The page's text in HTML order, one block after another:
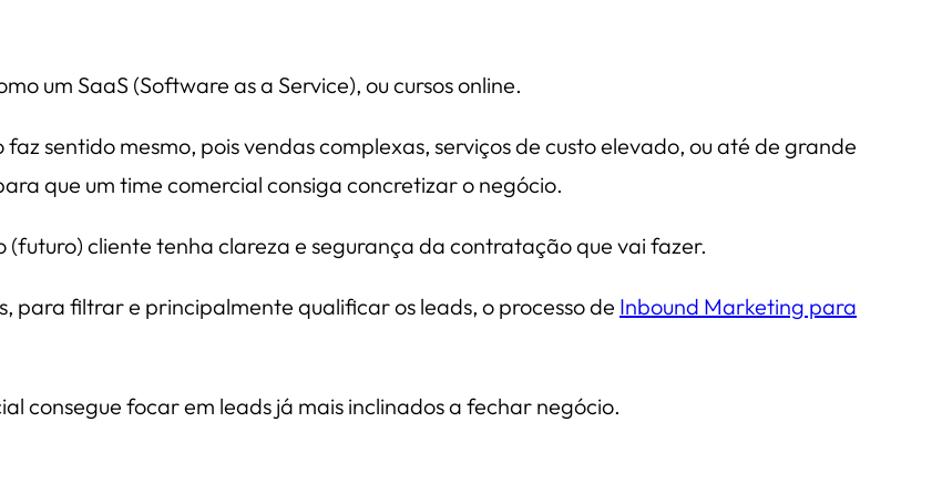
um SaaS (Software as a Service), ou cursos online.
sentido mesmo, pois vendas complexas, serviços de custo elevado, ou até de grande
que um time comercial consiga concretizar o negócio.
cliente tenha clareza e segurança da contratação que vai fazer.
para filtrar e principalmente qualificar os leads, o processo de Inbound Marketing para
consegue focar em leads já mais inclinados a fechar negócio.